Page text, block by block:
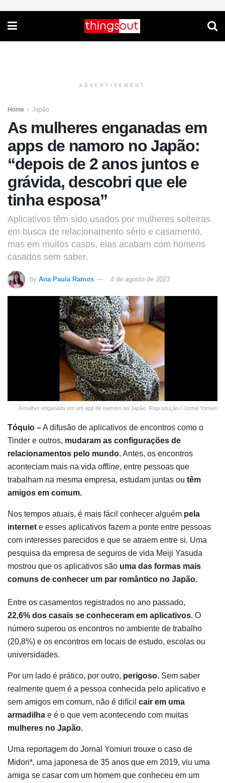
ADVERTISEMENT
Home Japão
As mulheres enganadas em
apps de namoro no Japão:
“depois de 2 anos juntos e
grávida, descobri que ele
tinha esposa”
Aplicativos têm sido usados por mulheres solteiras
em busca de relacionamento sério e casamento,
mas em muitos casos, elas acabam com homens
casados sem saber.
by Ana Paula Ramos 4 de agosto de 2023
A mulher enganada em um app de namoro no Japão. Reprodução / Jornal Yomiuri
Tóquio –A difusão de aplicativos de encontros como o
Tinder e outros, mudaram as configurações de
relacionamentos pelo mundo.Antes, os encontros
aconteciam mais na vida offline, entre pessoas que
trabalham na mesma empresa, estudam juntas ou têm
amigos em comum.
Nos tempos atuais, é mais fácil conhecer alguém pela
internet e esses aplicativos fazem a ponte entre pessoas
com interesses parecidos e que se atraem entre si. Uma
pesquisa da empresa de seguros de vida Meiji Yasuda
mostrou que os aplicativos são uma das formas mais
comuns de conhecer um par romântico no Japão.
Entre os casamentos registrados no ano passado,
22,6% dos casais se conheceram em aplicativos. O
número superou os encontros no ambiente de trabalho
(20,8%) e os encontros em locais de estudo, escolas ou
universidades.
Por um lado é prático, por outro, perigoso. Sem saber
realmente quem é a pessoa conhecida pelo aplicativo e
sem amigos em comum, não é difícil cair em uma
armadilha e é o que vem acontecendo com muitas
mulheres no Japão.
Uma reportagem do Jornal Yomiuri trouxe o caso de
Midori*, uma japonesa de 35 anos que em 2019, viu uma
amiga se casar com um homem que conheceu em um